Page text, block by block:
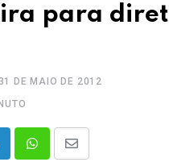
para
31 DE MAIO DE 2012
WhatsappShare